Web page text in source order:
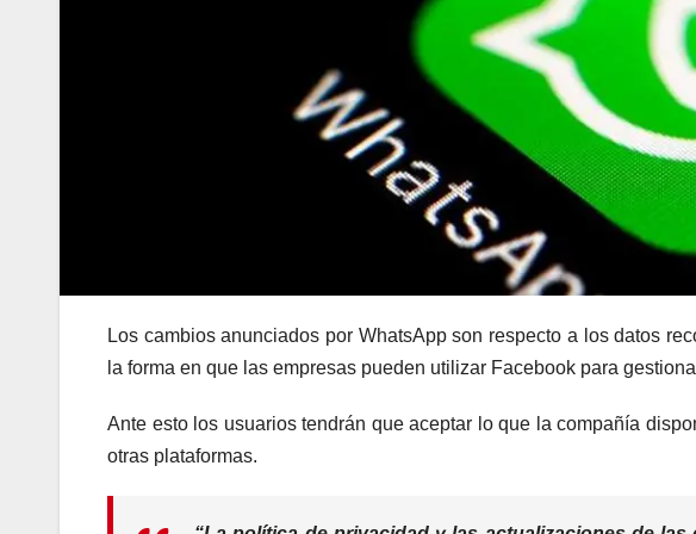
Los cambios anunciados por WhatsApp son respecto a los datos
la forma en que las empresas pueden utilizar Facebook para
Ante esto los usuarios tendrán que aceptar lo que la compañía
otras plataformas.